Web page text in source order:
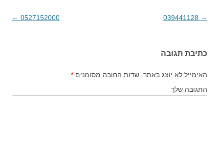
ניווט בפוסטים
→
0527152000
←
כתיבת תגובה
האימייל לא יוצג באתר. שדות החובה מסומנים *
התגובה שלך